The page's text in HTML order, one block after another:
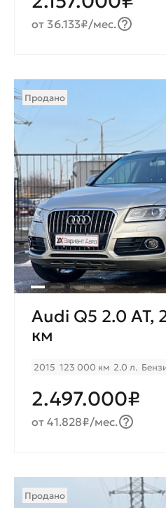
от 36.133₽/мес.
Продано
Audi Q5 2.0 AT,
км
2015 123 000 км 2.0 л.
2.497.000₽
от 41.828₽/мес.
Продано